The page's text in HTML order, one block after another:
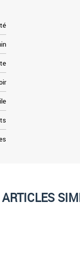
ARTICLES